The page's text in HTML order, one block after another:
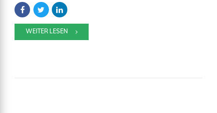
WEITER LESEN